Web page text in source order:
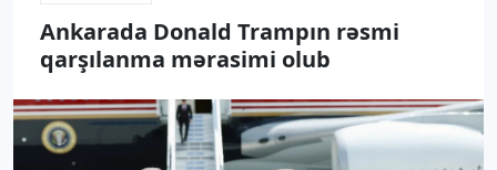
Ankarada Donald Trampın rəsmi
qarşılanma mərasimi olub